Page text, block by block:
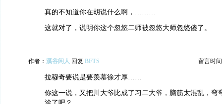
真的不知道你在胡说什么啊，………
这就对了，说明你这个忽悠二师被忽悠大师忽悠傻了。
作者： 溪谷闲人 回复 BFTS 留言时
拉穆奇要说是要羡慕徐才厚……
你这一说，又把川大爷比成了习二大爷，脑筋太混乱，弯